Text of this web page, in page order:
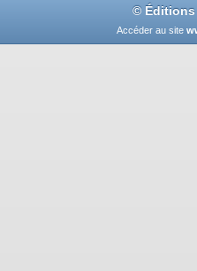
© Éditions
Accéder au site